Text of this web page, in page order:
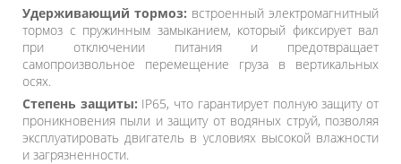
Удерживающий тормоз: встроенный электромагнитный
тормоз с пружинным замыканием, который фиксирует вал
при отключении питания и предотвращает
самопроизвольное перемещение груза в вертикальных
осях.
Степень защиты: IP65, что гарантирует полную защиту от
проникновения пыли и защиту от водяных струй, позволяя
эксплуатировать двигатель в условиях высокой влажности
и загрязненности.